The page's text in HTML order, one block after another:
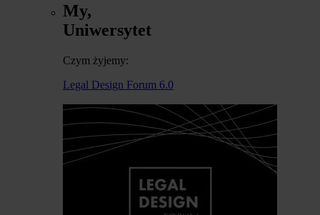
My,
Uniwersytet
Czym żyjemy:
Legal Design Forum 6.0